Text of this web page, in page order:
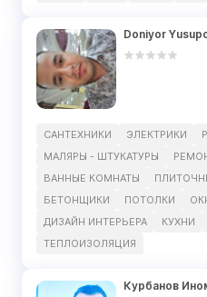
Doniyor
САНТЕХНИКИ ЭЛЕКТРИКИ
МАЛЯРЫ - ШТУКАТУРЫ
ВАННЫЕ КОМНАТЫ
БЕТОНЩИКИ
ПОТОЛКИ
ДИЗАЙН ИНТЕРЬЕРА
КУХНИ
ТЕПЛОИЗОЛЯЦИЯ
Курбанов